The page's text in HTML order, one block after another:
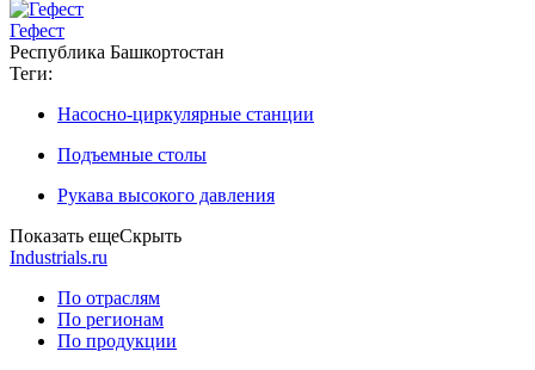
Гефест
Республика Башкортостан
Теги:
Насосно-циркулярные станции
Подъемные столы
Рукава высокого давления
Показать ещеСкрыть
Industrials.ru
По отраслям
По регионам
По продукции